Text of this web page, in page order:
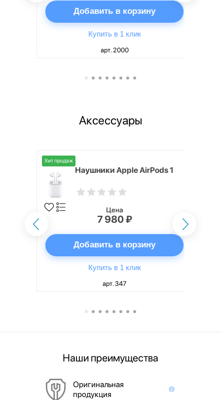
Добавить в корзину
Купить в 1 клик
арт. 2000
Аксессуары
Хит продаж
Наушники Apple AirPods 1
Цена
7 980 ₽
Добавить в корзину
Купить в 1 клик
арт. 347
Наши преимущества
Оригинальная
продукция